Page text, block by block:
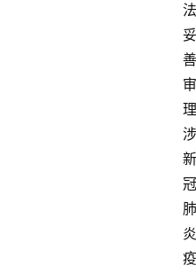
法
妥
善
审
理
涉
新
冠
肺
炎
疫